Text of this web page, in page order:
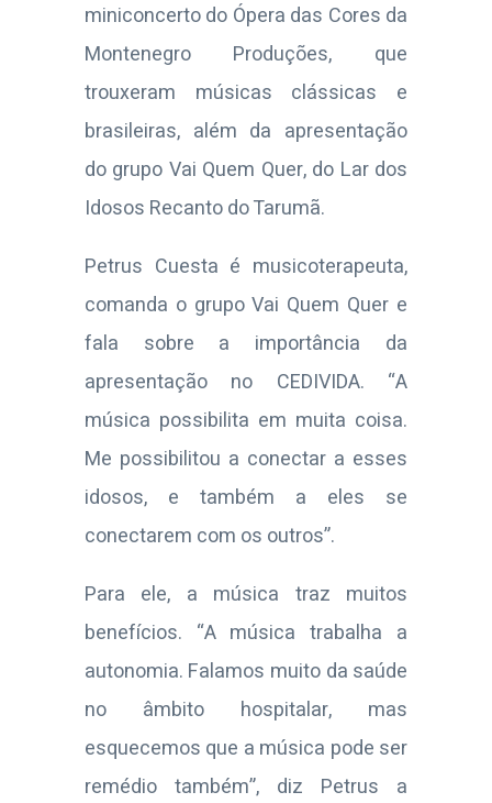
miniconcerto do Ópera das Cores da
Montenegro Produções, que
trouxeram músicas clássicas e
brasileiras, além da apresentação
do grupo Vai Quem Quer, do Lar dos
Idosos Recanto do Tarumã.
Petrus Cuesta é musicoterapeuta,
comanda o grupo Vai Quem Quer e
fala sobre a importância da
apresentação no CEDIVIDA. “A
música possibilita em muita coisa.
Me possibilitou a conectar a esses
idosos, e também a eles se
conectarem com os outros”.
Para ele, a música traz muitos
benefícios. “A música trabalha a
autonomia. Falamos muito da saúde
no âmbito hospitalar, mas
esquecemos que a música pode ser
remédio também”, diz Petrus a